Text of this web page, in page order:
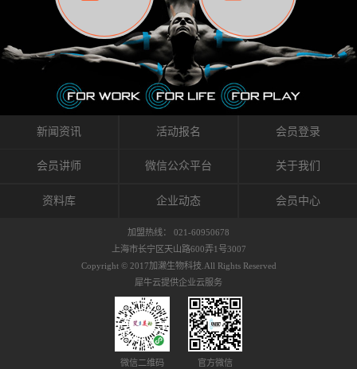
皮肤的敏感度也有不同。因此我们KINESIO要做
的，是在研发生产过程中竭尽全力的降低致敏
性，减少贴布本身带来的致敏率。那到底是什
么原因引起的过敏瘙痒呢？我整理了以下内容
仅供大家参考，希望能给予大家帮助。首先我
们分析解剖下过敏的原因，然后简说一下
KINESIO贴布贴扎后预防应对。我把导致过敏的
原因，简单分为外因和内因。外因1，贴布贴布
括：1）面料的伸展率、回缩率、纤维的刺激
能会给皮肤带来过度的刺激，从而引起过敏瘙
有毒细菌和无毒细菌，它们起着保持身体平衡
的作用。 Kinesio肌内效贴不像药物那样在短时
间内表现出症状，而是通过花费时间创造一个
对身体没有伤害（副作用等）的环境来减轻症
状。 但是，由于营养、精神、运动的平衡被破
坏，各种细胞就会发生病态变化。 在一定的状
态下，细胞因子会自动捕捉异常，并在细胞之
间传递适当的修复信息。可以收集各自所需的
因子级联；细胞因子的连锁反应）。 如果这种
者甚至提供不需要的物质。 因此，身体所需的
自然愈合能力不仅不能发挥作用，反而会造成
恶化的环境。Kinesio肌内效贴的作用，就是解
决这些问题。 KinesioTaping ® （Kinesio贴扎
疗法）的概念是空（空间），动（流动），冷
（抑制热的上升），为了实现这些，贴布的质
作出来。 特别地，Kinesio Medical
Tappling®（Kinesio医疗贴扎）通过从皮肤表面
长时间给予适...
肤上下左右运动，有效的辅助修复关节周围组
织的筋膜。它可以作用于关节或肌肉表面，释
放压力，刺激深层筋膜。“雪花”贴扎疗法是一
种可以改变肌肉、筋膜和间质液之间自然流动
关系的方法。 间质液间质被称为人体的新器
官。研究人员认为，整个身体的网络是由坚韧
且柔软的蛋白质结构所支撑的相互连接的充满
流体的空间构成的。如果作为脏器，这是人体
最大的脏器，约占体重的20%（相比之下，皮
内流通，有助于细胞的再生和恢复。“1”“雪花”
周围进行轻柔的刺激，改善受影响的关节和肌
到辅助修复损伤组织的作用。对组织的营养供
膜，韧带和关节周围皮下组织的关节囊。 流
体力学理论加濑博士-Kinesio肌内效贴布的发明
人流体力学理论是以对日常生活产生反复影响
的纤细筋膜的性质为焦点。 筋膜容易受到外部
新闻资讯 活动报名 会员登录
会员讲师 微信公众平台 关于我们
资料库 企业动态 会员中心
加盟热线： 021-60950678
上海市长宁区天山路600弄1号3007
Copyright © 2017加濑生物科技.All Rights Reserved
犀牛云提供企业云服务
微信二维码 官方微信